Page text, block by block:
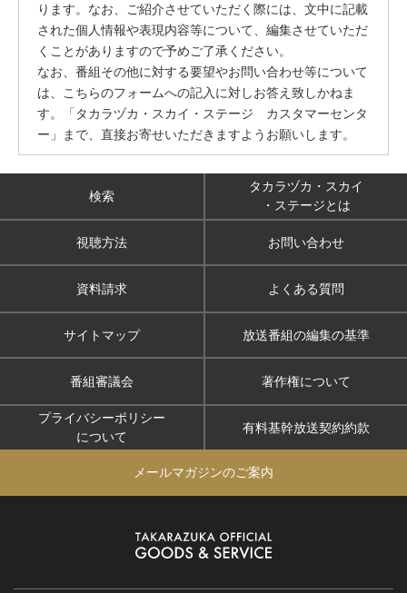
ります。なお、ご紹介させていただく際には、文中に記載
された個人情報や表現内容等について、編集させていただ
くことがありますので予めご了承ください。
なお、番組その他に対する要望やお問い合わせ等について
は、こちらのフォームへの記入に対しお答え致しかねま
す。「タカラヅカ・スカイ・ステージ カスタマーセンタ
ー」まで、直接お寄せいただきますようお願いします。
検索
タカラヅカ・スカイ
・ステージとは
視聴方法 お問い合わせ
資料請求 よくある質問
サイトマップ 放送番組の編集の基準
番組審議会 著作権について
プライバシーポリシー
について
有料基幹放送契約約款
メールマガジンのご案内